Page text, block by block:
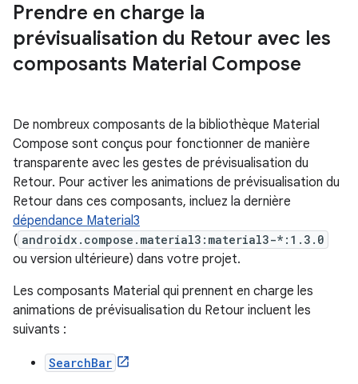
Prendre en charge la
prévisualisation du Retour avec les
composants Material Compose
De nombreux composants de la bibliothèque Material
Compose sont conçus pour fonctionner de manière
transparente avec les gestes de prévisualisation du
Retour. Pour activer les animations de prévisualisation du
Retour dans ces composants, incluez la dernière
dépendance Material3
( androidx.compose.material3:material3-*:1.3.0
ou version ultérieure) dans votre projet.
Les composants Material qui prennent en charge les
animations de prévisualisation du Retour incluent les
suivants :
SearchBar